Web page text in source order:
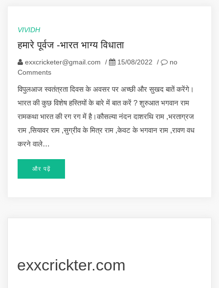
VIVIDH
हमारे पूर्वज -भारत भाग्य विधाता
exxcricketer@gmail.com / 15/08/2022 /
no
Comments
विपुलआज स्वतंत्रता दिवस के अवसर पर अच्छी और सुखद बातें करेंगे।
भारत की कुछ विशेष हस्तियों के बारे में बात करें ? शुरुआत भगवान राम
रामकथा भारत की रग रग में है।कौसल्या नंदन दाशरथि राम ,भरताग्रज
राम ,सियावर राम ,सुग्रीव के मित्र राम ,केवट के भगवान राम ,रावण वध
करने वाले…
और पढ़ें
exxcrickter.com